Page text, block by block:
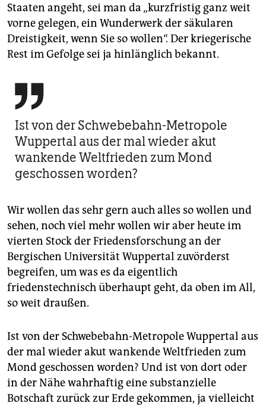
Staaten angeht, sei man da „kurzfristig ganz weit
vorne gelegen, ein Wunderwerk der säkularen
Dreistigkeit, wenn Sie so wollen“. Der kriegerische
Rest im Gefolge sei ja hinlänglich bekannt.

Ist von der Schwebebahn-Metropole
Wuppertal aus der mal wieder akut
wankende Weltfrieden zum Mond
geschossen worden?
Wir wollen das sehr gern auch alles so wollen und
sehen, noch viel mehr wollen wir aber heute im
vierten Stock der Friedensforschung an der
Bergischen Universität Wuppertal zuvörderst
begreifen, um was es da eigentlich
friedenstechnisch überhaupt geht, da oben im All,
so weit draußen.
Ist von der Schwebebahn-Metropole Wuppertal aus
der mal wieder akut wankende Weltfrieden zum
Mond geschossen worden? Und ist von dort oder
in der Nähe wahrhaftig eine substanzielle
Botschaft zurück zur Erde gekommen, ja vielleicht